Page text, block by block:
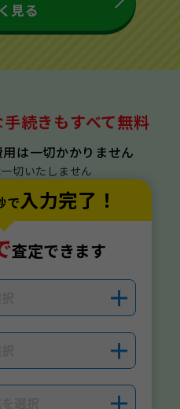
見る
続きもすべて無料
は一切かかりません
切いたしません
で入力完了！
査定できます
＋
＋
＋